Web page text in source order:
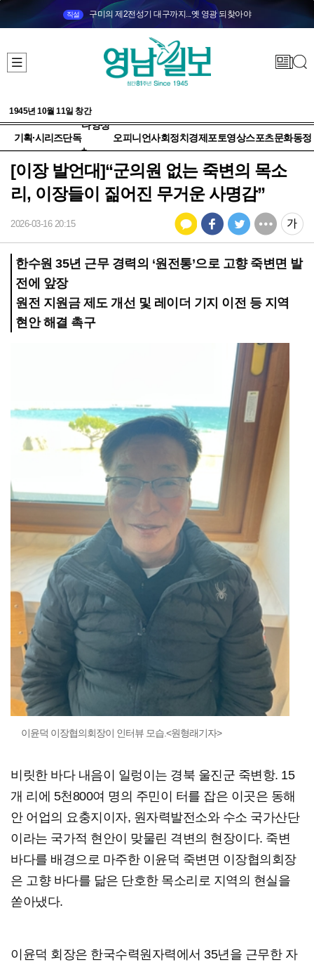
직설 구미의 제2전성기 대구까지...옛 영광 되찾아야
1945년 10월 11일 창간
기획·시리즈단독
다양성
+
오피니언사회정치 경제 포토영상스포츠문화동정
[이장 발언대]“군의원 없는 죽변의 목소
리, 이장들이 짊어진 무거운 사명감”
2026-03-16 20:15
한수원 35년 근무 경력의 ‘원전통’으로 고향 죽변면 발
전에 앞장
원전 지원금 제도 개선 및 레이더 기지 이전 등 지역
현안 해결 촉구
이윤덕 이장협의회장이 인터뷰 모습.<원형래기자>
비릿한 바다 내음이 일렁이는 경북 울진군 죽변항. 15
개 리에 5천800여 명의 주민이 터를 잡은 이곳은 동해
안 어업의 요충지이자, 원자력발전소와 수소 국가산단
이라는 국가적 현안이 맞물린 격변의 현장이다. 죽변
바다를 배경으로 마주한 이윤덕 죽변면 이장협의회장
은 고향 바다를 닮은 단호한 목소리로 지역의 현실을
쏟아냈다.
이윤덕 회장은 한국수력원자력에서 35년을 근무한 자